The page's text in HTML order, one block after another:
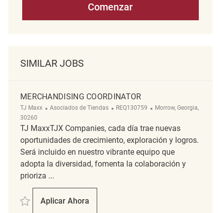
Comenzar
SIMILAR JOBS
MERCHANDISING COORDINATOR
TJ Maxx Categoría
Asociados de Tiendas ReqId
REQ130759 Ubicación
Morrow, Georgia,
30260
TJ MaxxTJX Companies, cada día trae nuevas
oportunidades de crecimiento, exploración y logros.
Será incluido en nuestro vibrante equipo que
adopta la diversidad, fomenta la colaboración y
prioriza ...
Salvar Merchandising Coordinator REQ130759
Aplicar Ahora
Merchandising Coordinator